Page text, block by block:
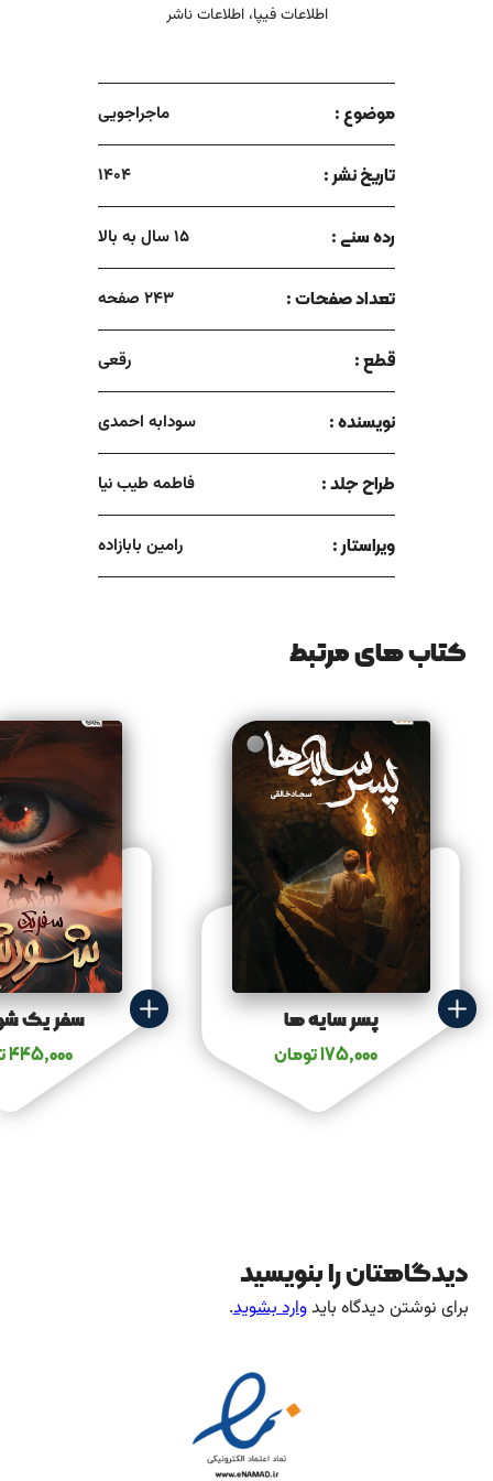
اطلاعات فیپا، اطلاعات ناشر
موضوع : ماجراجویی
تاریخ نشر : 1404
رده سنی : 15 سال به بالا
تعداد صفحات : 243 صفحه
قطع : رقعی
نویسنده : سودابه احمدی
طراح جلد : فاطمه طیب نیا
ویراستار : رامین بابازاده
کتاب های مرتبط
پسر سایه ها
175,000تومان
سفر یک
445,000
دیدگاهتان را بنویسید
برای نوشتن دیدگاه بایدوارد بشوید.